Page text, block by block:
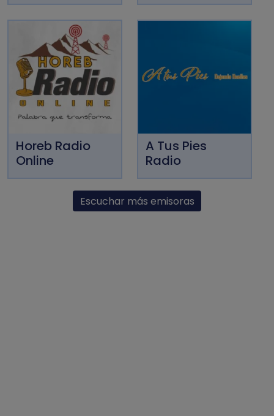
Horeb Radio
Online
A Tus Pies
Radio
Escuchar más emisoras